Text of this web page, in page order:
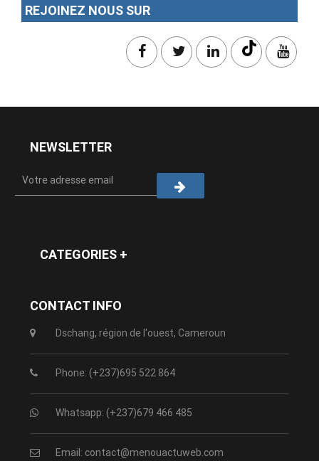
REJOINEZ NOUS SUR
NEWSLETTER
CATEGORIES +
CONTACT INFO
Dschang, région de l'ouest, Cameroun
Phone: (+237)695 522 864
Whatsapp: (+237)679 466 485
Email: contact@menouactuweb.com